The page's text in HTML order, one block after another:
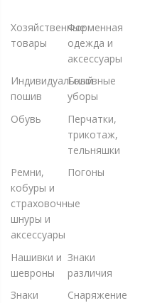
Хозяйственные
товары
Форменная
одежда и
аксессуары
Индивидуальный
пошив
Головные
уборы
Обувь
Перчатки,
трикотаж,
тельняшки
Ремни,
кобуры и
страховочные
шнуры и
аксессуары
Погоны
Нашивки и
шевроны
Знаки
различия
Знаки
Снаряжение